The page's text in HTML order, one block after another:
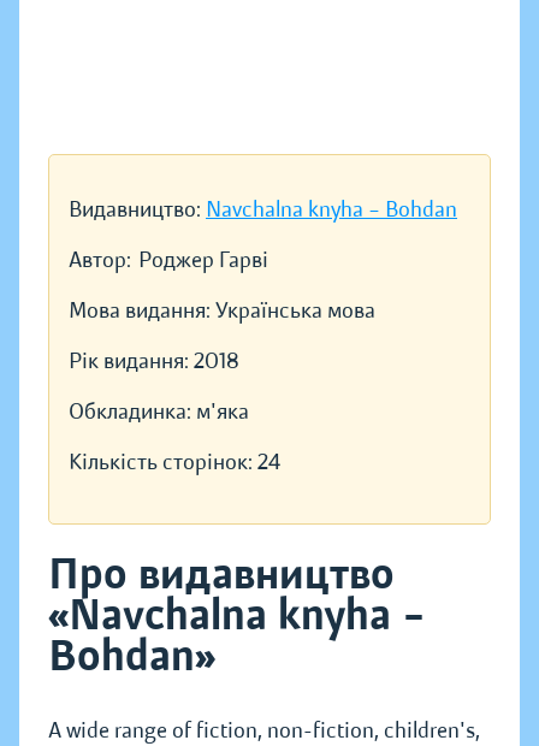
Видавництво: Navchalna knyha – Bohdan
Автор: Роджер Гарві
Мова видання: Українська мова
Рік видання: 2018
Обкладинка: м'яка
Кількість сторінок: 24
Про видавництво
«Navchalna knyha –
Bohdan»
A wide range of fiction, non-fiction, children's,